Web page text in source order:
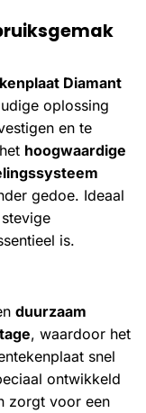
Diamant
oplossing
en te
hoogwaardige
gedoe. Ideaal
is.
duurzaam
, waardoor het
snel
ontwikkeld
zorgt voor een